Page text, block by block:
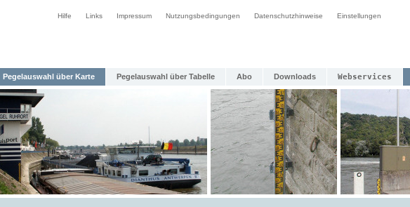
Hilfe Links Impressum Nutzungsbedingungen Datenschutzhinweise Einstellungen
Pegelauswahl über Karte Pegelauswahl über Tabelle Abo Downloads Webservices